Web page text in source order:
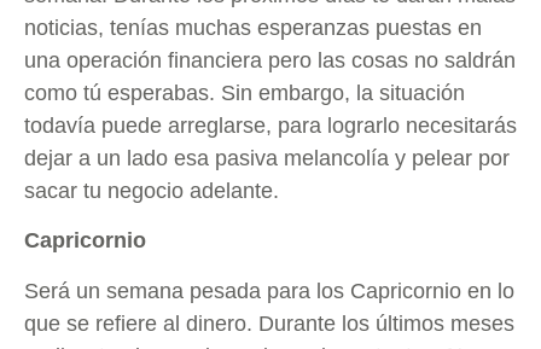
noticias, tenías muchas esperanzas puestas en
una operación financiera pero las cosas no saldrán
como tú esperabas. Sin embargo, la situación
todavía puede arreglarse, para lograrlo necesitarás
dejar a un lado esa pasiva melancolía y pelear por
sacar tu negocio adelante.
Capricornio
Será un semana pesada para los Capricornio en lo
que se refiere al dinero. Durante los últimos meses